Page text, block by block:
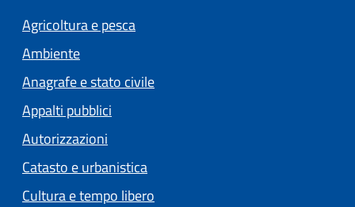
Agricoltura e pesca
Ambiente
Anagrafe e stato civile
Appalti pubblici
Autorizzazioni
Catasto e urbanistica
Cultura e tempo libero